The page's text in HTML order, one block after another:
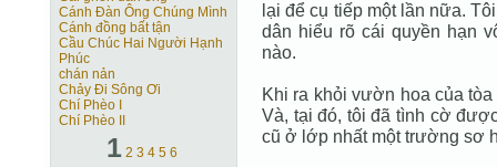
Cánh Ðàn Ông Chúng Mình
Cánh đồng bất tận
Cầu Chúc Hai Người Hạnh
Phúc
chán nản
Chảy Đi Sông Ơi
Chí Phèo I
Chí Phèo II
1 2 3 4 5 6
lại để cụ tiếp một lần nữa.
dân hiểu rõ cái quyền hạn
nào.
Khi ra khỏi vườn hoa của
Và, tại đó, tôi đã tình cờ
cũ ở lớp nhất một trường sơ